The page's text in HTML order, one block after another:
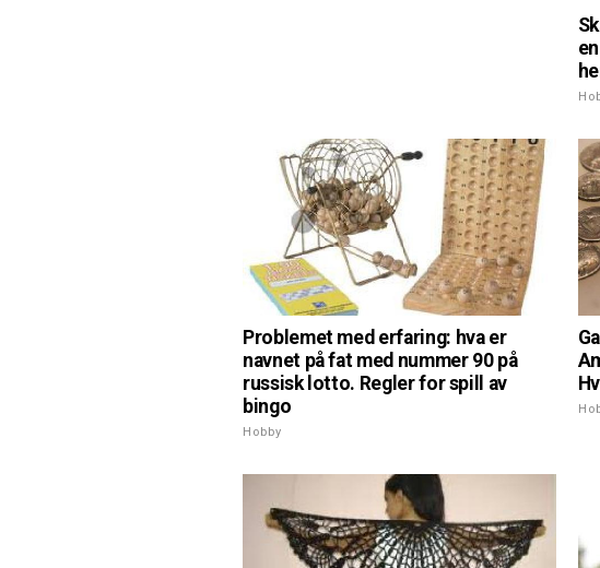
Problemet med erfaring: hva er
navnet på fat med nummer 90 på
russisk lotto. Regler for spill av
bingo
Hobby